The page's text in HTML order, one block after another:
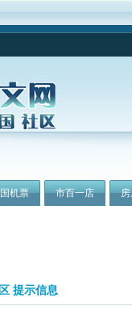
机票 市百一店
提示信息